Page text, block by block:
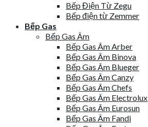
Bếp Điện Từ Zegu
Bếp điện từ Zemmer
Bếp Gas
Bếp Gas Âm
Bếp Gas Âm Arber
Bếp Gas Âm Binova
Bếp Gas Âm Blueger
Bếp Gas Âm Canzy
Bếp Gas Âm Chefs
Bếp Gas Âm Electrolux
Bếp Gas Âm Eurosun
Bếp Gas Âm Fandi